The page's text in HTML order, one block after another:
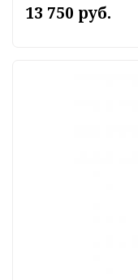
13 750 руб.